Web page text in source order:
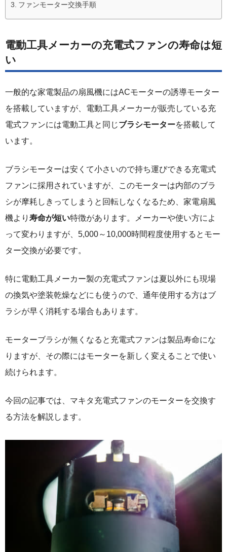
ファンモーター交換手順
電動工具メーカーの充電式ファンの寿命は短
い
一般的な家電製品の扇風機にはACモーターの誘導モーター
を搭載していますが、電動工具メーカーが販売している充
電式ファンには電動工具と同じブラシモーターを搭載して
います。
ブラシモーターは安くて小さいので持ち運びできる充電式
ファンに採用されていますが、このモーターは内部のブラ
シが摩耗しきってしまうと回転しなくなるため、家電扇風
機より 寿命が短い特徴があります。メーカーや使い方によ
って変わりますが、5,000～10,000時間程度使用するとモー
ター交換が必要です。
特に電動工具メーカー製の充電式ファンは夏以外にも現場
の換気や塗装乾燥などにも使うので、通年使用する方はブ
ラシが早く消耗する場合もあります。
モーターブラシが無くなると充電式ファンは製品寿命にな
りますが、その際にはモーターを新しく変えることで使い
続けられます。
今回の記事では、マキタ充電式ファンのモーターを交換す
る方法を解説します。